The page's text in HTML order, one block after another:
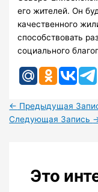
его жителей. Он
качественного
способствовать
социального
← Предыдущая
Следующая Запись
Это